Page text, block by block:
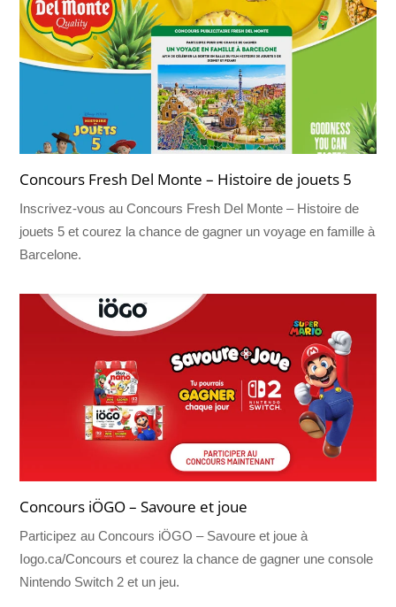
Concours Fresh Del Monte – Histoire de jouets 5
Inscrivez-vous au Concours Fresh Del Monte – Histoire de
jouets 5 et courez la chance de gagner un voyage en famille à
Barcelone.
Concours iÖGO – Savoure et joue
Participez au Concours iÖGO – Savoure et joue à
Iogo.ca/Concours et courez la chance de gagner une console
Nintendo Switch 2 et un jeu.